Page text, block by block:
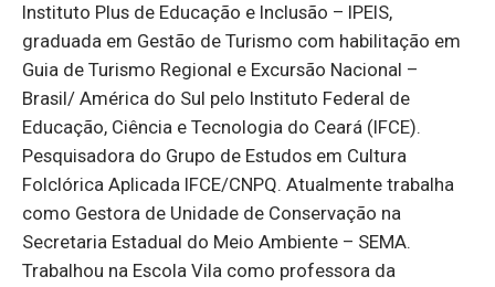
Instituto Plus de Educação e Inclusão – IPEIS,
graduada em Gestão de Turismo com habilitação em
Guia de Turismo Regional e Excursão Nacional –
Brasil/ América do Sul pelo Instituto Federal de
Educação, Ciência e Tecnologia do Ceará (IFCE).
Pesquisadora do Grupo de Estudos em Cultura
Folclórica Aplicada IFCE/CNPQ. Atualmente trabalha
como Gestora de Unidade de Conservação na
Secretaria Estadual do Meio Ambiente – SEMA.
Trabalhou na Escola Vila como professora da